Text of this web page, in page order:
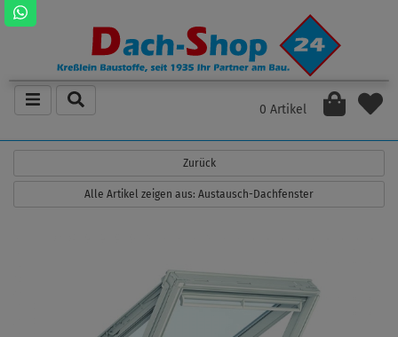
0 Artikel
Zurück
Alle Artikel zeigen aus: Austausch-Dachfenster